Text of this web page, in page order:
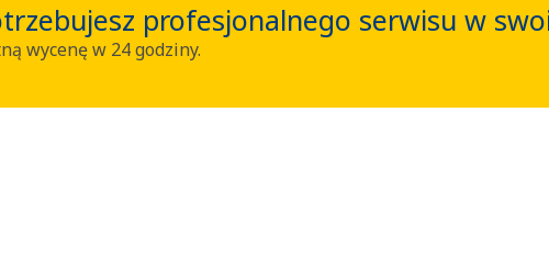
profesjonalnego serwisu w
wycenę w 24 godziny.